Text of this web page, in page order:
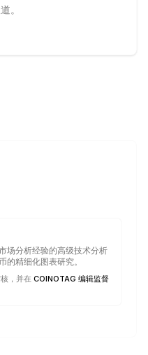
。
场分析经验的高级技术分析
的精细化图表研究。
，并在 COINOTAG 编辑监督